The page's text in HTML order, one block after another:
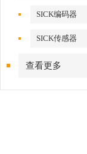
SICK编码器
SICK传感器
查看更多